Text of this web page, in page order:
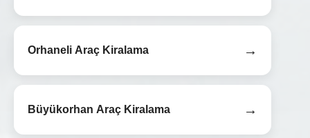
Orhaneli Araç Kiralama →
Büyükorhan Araç Kiralama →